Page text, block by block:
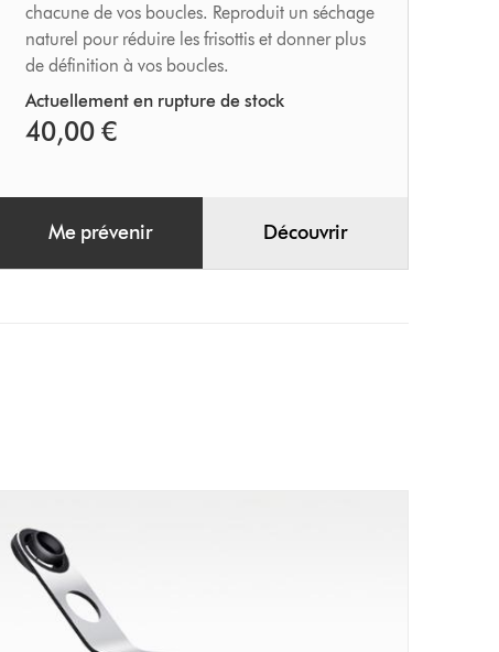
chacune de vos boucles. Reproduit un séchage
naturel pour réduire les frisottis et donner plus
de définition à vos boucles.
Actuellement en rupture de stock
40,00 €
Me prévenir Découvrir